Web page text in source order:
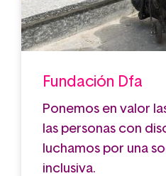
Fundación Dfa
Ponemos en valor
las personas con
luchamos por una
inclusiva.